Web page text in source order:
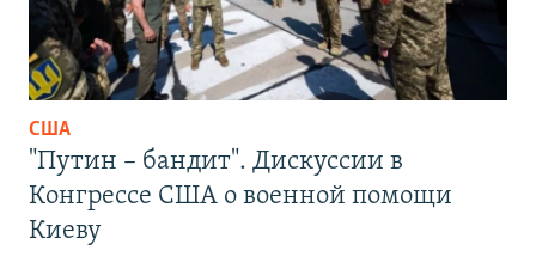
США
"Путин – бандит". Дискуссии в
Конгрессе США о военной помощи
Киеву